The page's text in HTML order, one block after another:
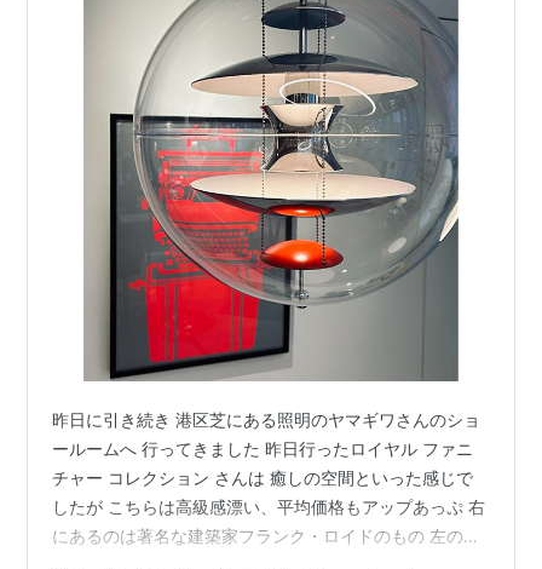
昨日に引き続き 港区芝にある照明のヤマギワさんのショ
ールームへ 行ってきました 昨日行ったロイヤル ファニ
チャー コレクション さんは 癒しの空間といった感じで
したが こちらは高級感漂い、平均価格もアップあっぷ 右
にあるのは著名な建築家フランク・ロイドのもの 左のモ